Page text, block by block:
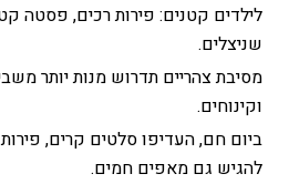
לילדים קטנים: פירות רכים, פסטה
שניצלים.
מסיבת צהריים תדרוש מנות יותר
וקינוחים.
ביום חם, העדיפו סלטים קרים, פירות
להגיש גם מאפים חמים.